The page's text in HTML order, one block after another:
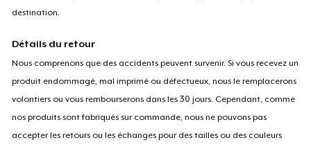
destination.
Détails du retour
Nous comprenons que des accidents peuvent survenir. Si vous recevez un
produit endommagé, mal imprimé ou défectueux, nous le remplacerons
volontiers ou vous rembourserons dans les 30 jours. Cependant, comme
nos produits sont fabriqués sur commande, nous ne pouvons pas
accepter les retours ou les échanges pour des tailles ou des couleurs